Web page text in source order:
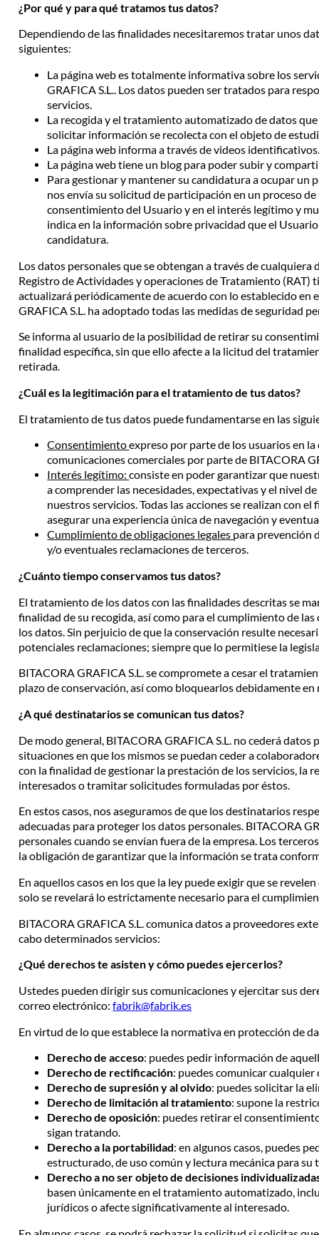
¿Por qué y para qué tratamos tus datos?
Dependiendo de las finalidades necesitaremos tratar unos
siguientes:
La página web es totalmente informativa sobre los
GRAFICA S.L.. Los datos pueden ser tratados para
servicios.
La recogida y el tratamiento automatizado de datos
solicitar información se recolecta con el objeto de
La página web informa a través de videos
La página web tiene un blog para poder subir y
Para gestionar y mantener su candidatura a ocupar un
nos envía su solicitud de participación en un proceso
consentimiento del Usuario y en el interés legítimo y
indica en la información sobre privacidad que el
candidatura.
Los datos personales que se obtengan a través de
Registro de Actividades y operaciones de Tratamiento (RAT)
actualizará periódicamente de acuerdo con lo establecido en
GRAFICA S.L. ha adoptado todas las medidas de seguridad
Se informa al usuario de la posibilidad de retirar su
finalidad específica, sin que ello afecte a la licitud del
retirada.
¿Cuál es la legitimación para el tratamiento de tus datos?
El tratamiento de tus datos puede fundamentarse en las
Consentimientoexpreso por parte de los usuarios en
comunicaciones comerciales por parte de BITACORA
Interés legítimo:consiste en poder garantizar que
a comprender las necesidades, expectativas y el nivel
nuestros servicios. Todas las acciones se realizan con
asegurar una experiencia única de navegación y
Cumplimiento de obligaciones legales para prevención
y/o eventuales reclamaciones de terceros.
¿Cuánto tiempo conservamos tus datos?
El tratamiento de los datos con las finalidades descritas se
finalidad de su recogida, así como para el cumplimiento de
los datos. Sin perjuicio de que la conservación resulte
potenciales reclamaciones; siempre que lo permitiese la
BITACORA GRAFICA S.L. se compromete a cesar el
plazo de conservación, así como bloquearlos debidamente en
¿A qué destinatarios se comunican tus datos?
De modo general, BITACORA GRAFICA S.L. no cederá
situaciones en que los mismos se puedan ceder a
con la finalidad de gestionar la prestación de los servicios, la
interesados o tramitar solicitudes formuladas por éstos.
En estos casos, nos aseguramos de que los destinatarios
adecuadas para proteger los datos personales. BITACORA
personales cuando se envían fuera de la empresa. Los
la obligación de garantizar que la información se trata
En aquellos casos en los que la ley puede exigir que se
solo se revelará lo estrictamente necesario para el
BITACORA GRAFICA S.L. comunica datos a proveedores
cabo determinados servicios:
¿Qué derechos te asisten y cómo puedes ejercerlos?
Ustedes pueden dirigir sus comunicaciones y ejercitar sus
correo electrónico:fabrik@fabrik.es
En virtud de lo que establece la normativa en protección de
Derecho de acceso: puedes pedir información de
Derecho de rectificación: puedes comunicar
Derecho de supresión y al olvido: puedes solicitar la
Derecho de limitación al tratamiento: supone la
Derecho de oposición: puedes retirar el
sigan tratando.
Derecho a la portabilidad: en algunos casos, puedes
estructurado, de uso común y lectura mecánica para
Derecho a no ser objeto de decisiones
basen únicamente en el tratamiento automatizado,
jurídicos o afecte significativamente al interesado.